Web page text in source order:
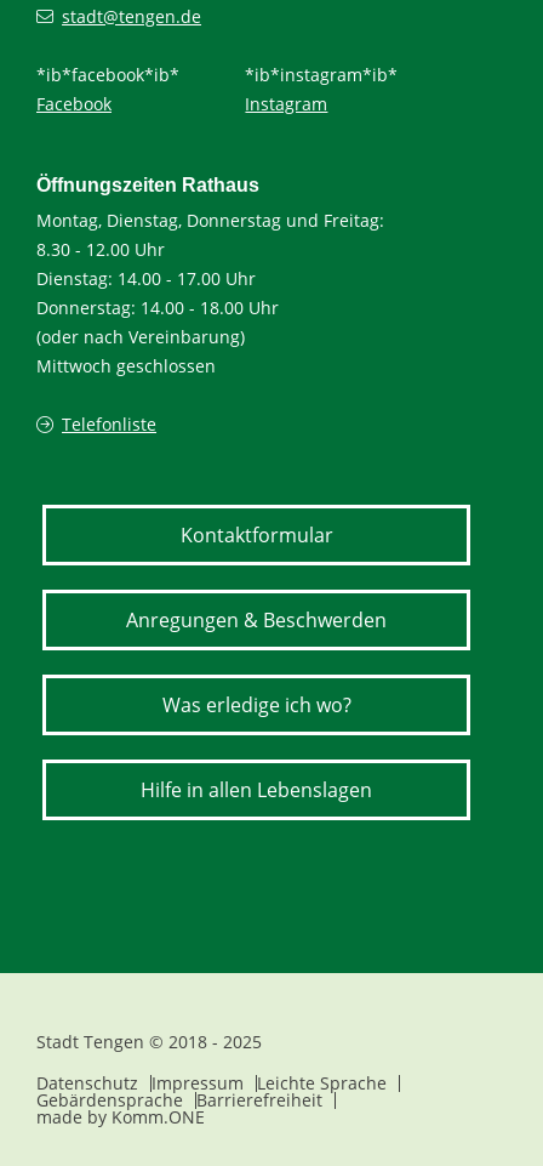
stadt@tengen.de
*ib*facebook*ib*
Facebook
*ib*instagram*ib*
Instagram
Öffnungszeiten Rathaus
Montag, Dienstag, Donnerstag und Freitag:
8.30 - 12.00 Uhr
Dienstag: 14.00 - 17.00 Uhr
Donnerstag: 14.00 - 18.00 Uhr
(oder nach Vereinbarung)
Mittwoch geschlossen
Telefonliste
Kontaktformular
Anregungen & Beschwerden
Was erledige ich wo?
Hilfe in allen Lebenslagen
Stadt Tengen © 2018 - 2025
Datenschutz
Impressum Leichte Sprache
Gebärdensprache Barrierefreiheit
made by Komm.ONE